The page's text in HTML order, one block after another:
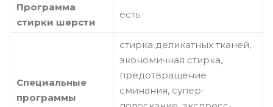
Программа
стирки шерсти
есть
Специальные
программы
стирка деликатных тканей,
экономичная стирка,
предотвращение
сминания, супер-